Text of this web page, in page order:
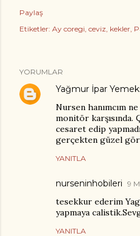
Paylaş
Etiketler: Ay coregi ceviz kekler
YORUMLAR
Yağmur İpar
Nursen hanımcım
monitör
cesaret edip
gerçekten güzel
YANITLA
nurseninhobileri 9
tesekkur ederim
yapmaya
YANITLA